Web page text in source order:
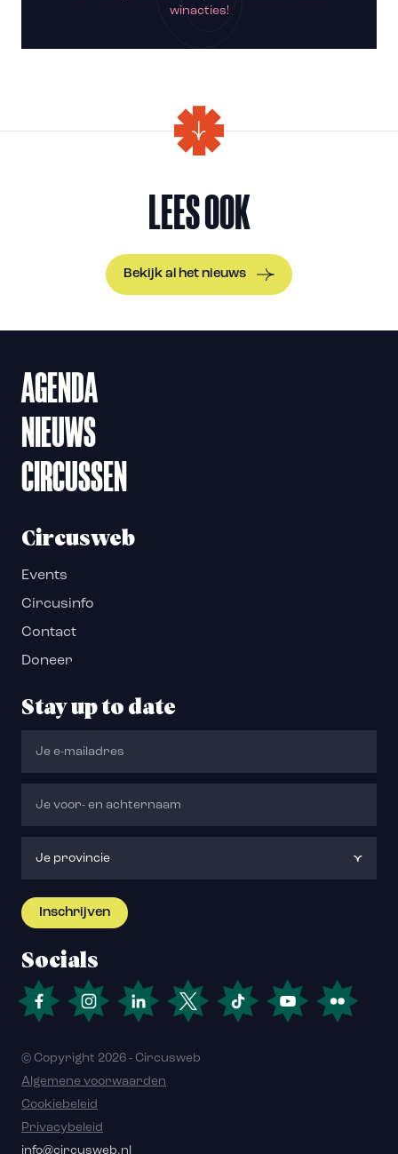
winacties!
LEES OOK
Bekijk al het nieuws
AGENDA
NIEUWS
CIRCUSSEN
Circusweb
Events
Circusinfo
Contact
Doneer
Stay up to date
Socials
© Copyright 2026 - Circusweb
Algemene voorwaarden
Cookiebeleid
Privacybeleid
info@circusweb.nl